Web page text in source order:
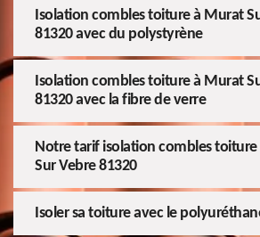
Isolation combles toiture à Murat
81320 avec du polystyrène
Isolation combles toiture à Murat
81320 avec la fibre de verre
Notre tarif isolation combles
Sur Vebre 81320
Isoler sa toiture avec le